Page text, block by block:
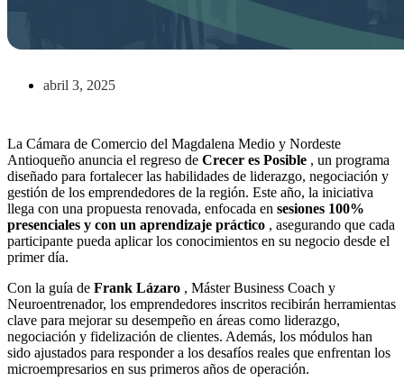
abril 3, 2025
La Cámara de Comercio del Magdalena Medio y Nordeste
Antioqueño anuncia el regreso de Crecer es Posible , un programa
diseñado para fortalecer las habilidades de liderazgo, negociación y
gestión de los emprendedores de la región. Este año, la iniciativa
llega con una propuesta renovada, enfocada en sesiones 100%
presenciales y con un aprendizaje práctico , asegurando que cada
participante pueda aplicar los conocimientos en su negocio desde el
primer día.
Con la guía de Frank Lázaro , Máster Business Coach y
Neuroentrenador, los emprendedores inscritos recibirán herramientas
clave para mejorar su desempeño en áreas como liderazgo,
negociación y fidelización de clientes. Además, los módulos han
sido ajustados para responder a los desafíos reales que enfrentan los
microempresarios en sus primeros años de operación.